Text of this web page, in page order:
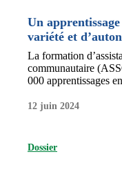
Un
variété et
La formation
communautaire
000 apprentissages
12 juin 2024
Dossier